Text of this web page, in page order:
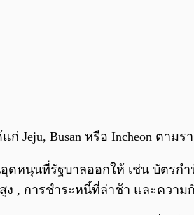
Jeju, Busan หรือ Incheon ตามร
ดหนุนที่รัฐบาลออกให้ เช่น บัตร
, การชำระหนี้ที่ล่าช้า และความกั